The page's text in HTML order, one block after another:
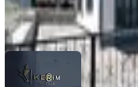
Kerim EmlakHALİM KONCA
Ara